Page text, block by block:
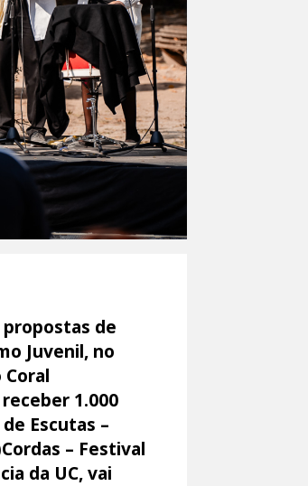
de
Juvenil, no
1.000
Escutas –
– Festival
da UC, vai